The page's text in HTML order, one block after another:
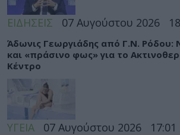
ΕΙΔΗΣΕΙΣ 07 Αυγούστου 2026
Άδωνις Γεωργιάδης από Γ.Ν. Ρόδου:
και «πράσινο φως» για το
Κέντρο
ΥΓΕΙΑ 07 Αυγούστου 2026 17:01